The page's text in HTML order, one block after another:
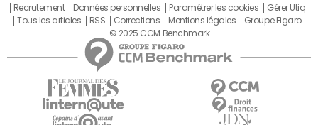
Recrutement
Données personnelles Paramétrer les cookies
Gérer Utiq
Tous les articles
RSS Corrections Mentions légales
Groupe Figaro
© 2025 CCM Benchmark